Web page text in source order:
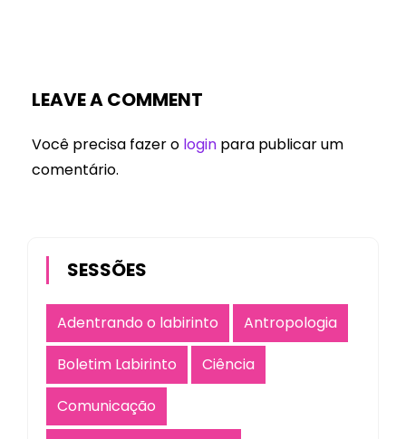
LEAVE A COMMENT
Você precisa fazer o login para publicar um
comentário.
SESSÕES
Adentrando o labirinto
Antropologia
Boletim Labirinto
Ciência
Comunicação